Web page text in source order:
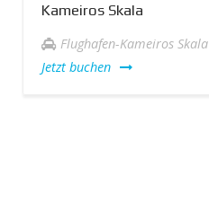
Kameiros Skala
Flughafen-Kameiros Skala
Jetzt buchen